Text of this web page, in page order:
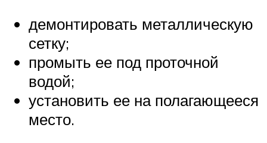
демонтировать металлическую
сетку;
промыть ее под проточной
водой;
установить ее на полагающееся
место.